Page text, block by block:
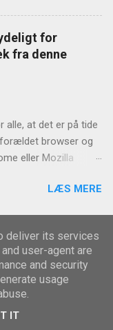
for
fra denne
alle, at det er på tide
browser og
eller Mozilla
1081127LÆS MERE
deliver its services
user-agent are
and security
usage
IT